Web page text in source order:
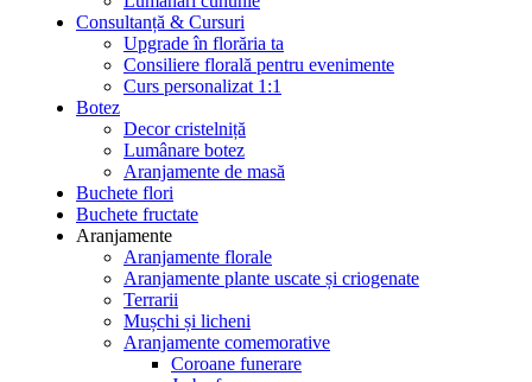
Consultanță & Cursuri
Upgrade în florăria ta
Consiliere florală pentru evenimente
Curs personalizat 1:1
Botez
Decor cristelniță
Lumânare botez
Aranjamente de masă
Buchete flori
Buchete fructate
Aranjamente
Aranjamente florale
Aranjamente plante uscate și criogenate
Terrarii
Mușchi și licheni
Aranjamente comemorative
Coroane funerare